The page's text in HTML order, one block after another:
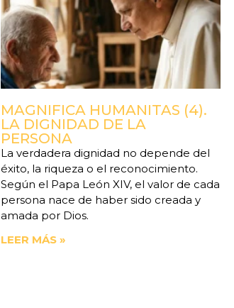
MAGNIFICA HUMANITAS (4).
LA DIGNIDAD DE LA
PERSONA
La verdadera dignidad no depende del
éxito, la riqueza o el reconocimiento.
Según el Papa León XIV, el valor de cada
persona nace de haber sido creada y
amada por Dios.
LEER MÁS »